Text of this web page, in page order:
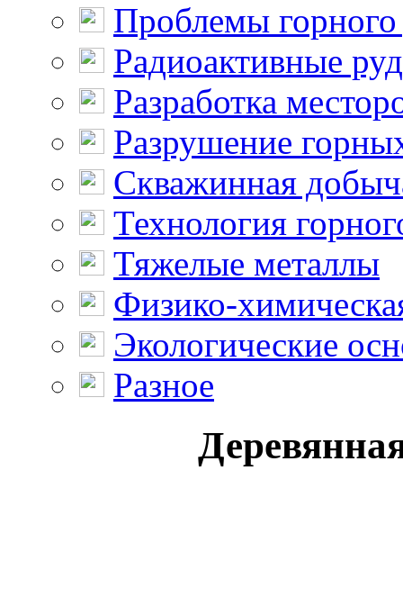
Проблемы горного
Радиоактивные
Разработка
Разрушение
Скважинная
Технология
Тяжелые металлы
Физико-
Экологические
Разное